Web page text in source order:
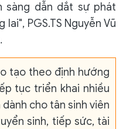
sàng dẫn dắt sự phát
PGS.TS Nguyễn Vũ
tạo theo định hướng
tục triển khai nhiều
cho tân sinh viên
sinh, tiếp sức, tài